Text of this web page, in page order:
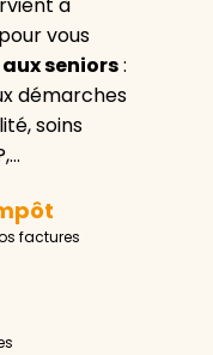
pour vous
seniors:
démarches
soins
factures